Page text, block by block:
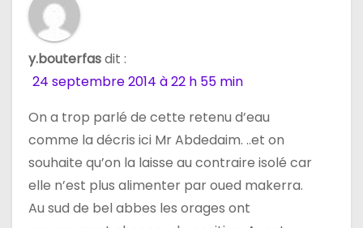
y.bouterfasdit :
24 septembre 2014 à 22 h 55 min
On a trop parlé de cette retenu d’eau
comme la décris ici Mr Abdedaim. ..et on
souhaite qu’on la laisse au contraire isolé car
elle n’est plus alimenter par oued makerra.
Au sud de bel abbes les orages ont